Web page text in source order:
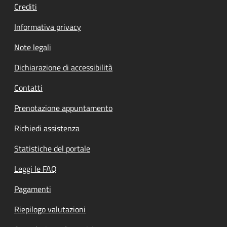
Crediti
Informativa privacy
Note legali
Dichiarazione di accessibilità
Contatti
Prenotazione appuntamento
Richiedi assistenza
Statistiche del portale
Leggi le FAQ
Pagamenti
Riepilogo valutazioni